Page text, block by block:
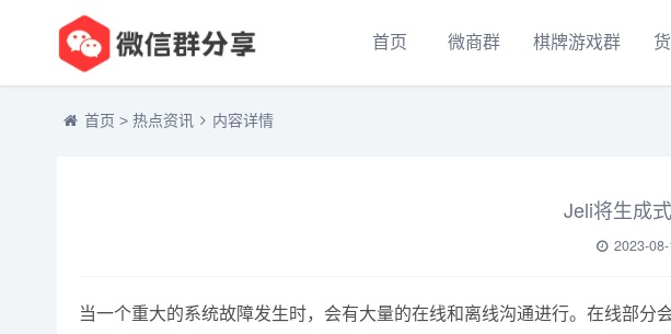
首页 微商群 棋牌游戏群
首页 > 热点资讯 内容详情
Jeli将生成
2023-
当一个重大的系统故障发生时，会有大量的在线和离线沟通进行。在线部